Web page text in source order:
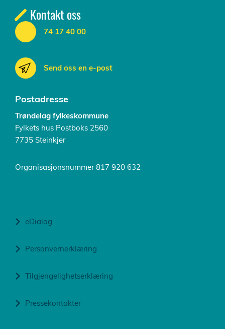
Kontakt oss
74 17 40 00
Send oss en e-post
Postadresse
Trøndelag fylkeskommune
Fylkets hus Postboks 2560
7735 Steinkjer
Organisasjonsnummer 817 920 632
eDialog
Personvernerklæring
Tilgjengelighetserklæring
Pressekontakter